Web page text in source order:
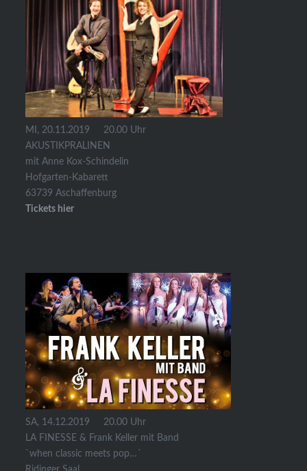
MI, 20.11.2019 20.00 Uhr
AKUSTIKPRALINEN
mit Anne Kox-Schindelin
Hofgarten-Kabarett
63739 Aschaffenburg
Tickets hier
SA, 14.12.2019 20.00 Uhr
LA FINESSE & Frank Keller mit Band
`when classic meets pop…´